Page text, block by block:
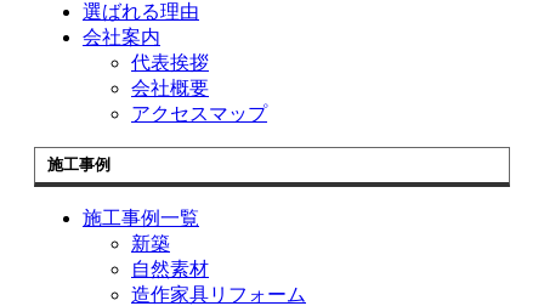
選ばれる理由
会社案内
代表挨拶
会社概要
アクセスマップ
施工事例
施工事例一覧
新築
自然素材
造作家具リフォーム